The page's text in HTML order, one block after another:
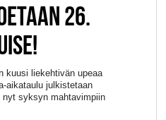
26.
kuusi liekehtivän upeaa
aikataulu julkistetaan
nyt syksyn mahtavimpiin